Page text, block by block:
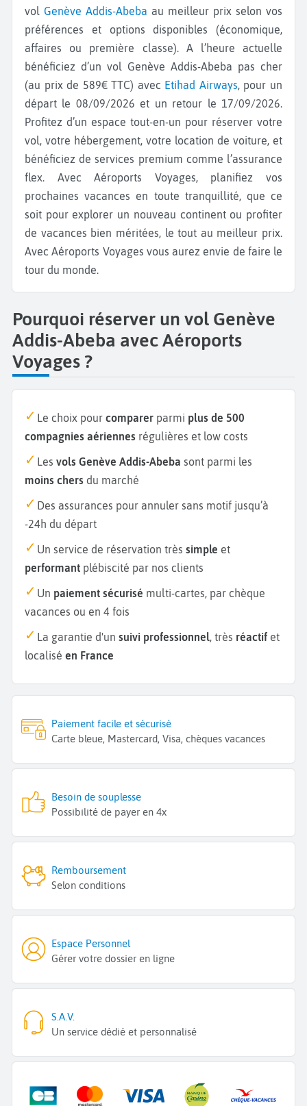
vol Genève Addis-Abeba au meilleur prix selon vos
préférences et options disponibles (économique,
affaires ou première classe). A l’heure actuelle
bénéficiez d’un vol Genève Addis-Abeba pas cher
(au prix de 589€ TTC) avec Etihad Airways, pour un
départ le 08/09/2026 et un retour le 17/09/2026.
Profitez d’un espace tout-en-un pour réserver votre
vol, votre hébergement, votre location de voiture, et
bénéficiez de services premium comme l’assurance
flex. Avec Aéroports Voyages, planifiez vos
prochaines vacances en toute tranquillité, que ce
soit pour explorer un nouveau continent ou profiter
de vacances bien méritées, le tout au meilleur prix.
Avec Aéroports Voyages vous aurez envie de faire le
tour du monde.
Pourquoi réserver un vol Genève
Addis-Abeba avec Aéroports
Voyages ?
Le choix pour comparer parmi plus de 500
compagnies aériennes régulières et low costs
Les vols Genève Addis-Abeba sont parmi les
moins chers du marché
Des assurances pour annuler sans motif jusqu’à
-24h du départ
Un service de réservation très simple et
performant plébiscité par nos clients
Un paiement sécurisé multi-cartes, par chèque
vacances ou en 4 fois
La garantie d'un suivi professionnel, très réactif et
localisé en France
Paiement facile et sécurisé
Carte bleue, Mastercard, Visa, chèques vacances
Besoin de souplesse
Possibilité de payer en 4x
Remboursement
Selon conditions
Espace Personnel
Gérer votre dossier en ligne
S.A.V.
Un service dédié et personnalisé